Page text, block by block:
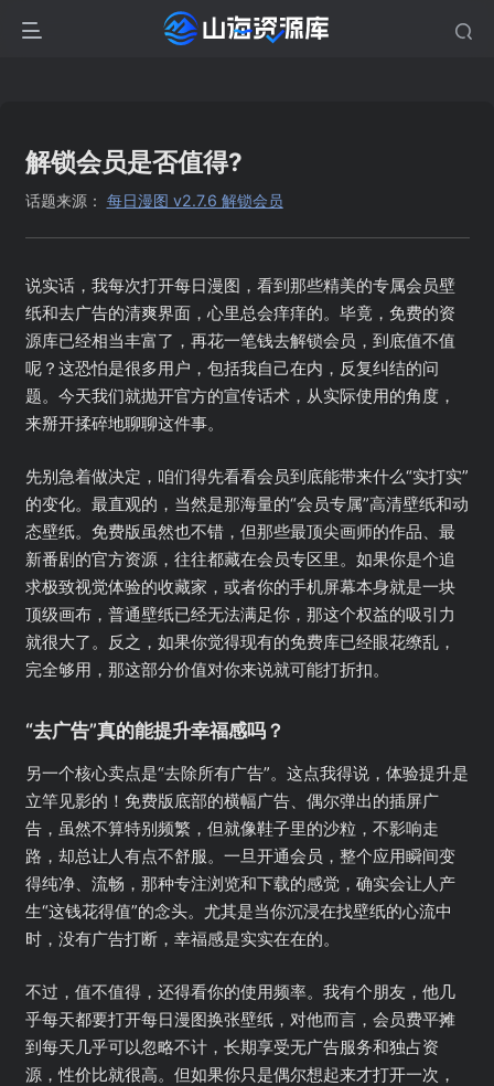
解锁会员是否值得?
话题来源： 每日漫图 v2.7.6 解锁会员
说实话，我每次打开每日漫图，看到那些精美的专属会员壁
纸和去广告的清爽界面，心里总会痒痒的。毕竟，免费的资
源库已经相当丰富了，再花一笔钱去解锁会员，到底值不值
呢？这恐怕是很多用户，包括我自己在内，反复纠结的问
题。今天我们就抛开官方的宣传话术，从实际使用的角度，
来掰开揉碎地聊聊这件事。
先别急着做决定，咱们得先看看会员到底能带来什么“实打实”
的变化。最直观的，当然是那海量的“会员专属”高清壁纸和动
态壁纸。免费版虽然也不错，但那些最顶尖画师的作品、最
新番剧的官方资源，往往都藏在会员专区里。如果你是个追
求极致视觉体验的收藏家，或者你的手机屏幕本身就是一块
顶级画布，普通壁纸已经无法满足你，那这个权益的吸引力
就很大了。反之，如果你觉得现有的免费库已经眼花缭乱，
完全够用，那这部分价值对你来说就可能打折扣。
“去广告”真的能提升幸福感吗？
另一个核心卖点是“去除所有广告”。这点我得说，体验提升是
立竿见影的！免费版底部的横幅广告、偶尔弹出的插屏广
告，虽然不算特别频繁，但就像鞋子里的沙粒，不影响走
路，却总让人有点不舒服。一旦开通会员，整个应用瞬间变
得纯净、流畅，那种专注浏览和下载的感觉，确实会让人产
生“这钱花得值”的念头。尤其是当你沉浸在找壁纸的心流中
时，没有广告打断，幸福感是实实在在的。
不过，值不值得，还得看你的使用频率。我有个朋友，他几
乎每天都要打开每日漫图换张壁纸，对他而言，会员费平摊
到每天几乎可以忽略不计，长期享受无广告服务和独占资
源，性价比就很高。但如果你只是偶尔想起来才打开一次，